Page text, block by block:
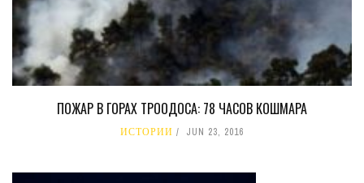
ПОЖАР В ГОРАХ ТРООДОСА: 78 ЧАСОВ КОШМАРА
ИСТОРИИ JUN 23, 2016